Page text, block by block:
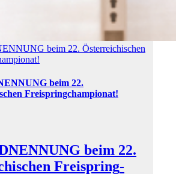
beim 22. Österreichischen
beim 22.
Freispring­championat!
beim 22.
Freispring­